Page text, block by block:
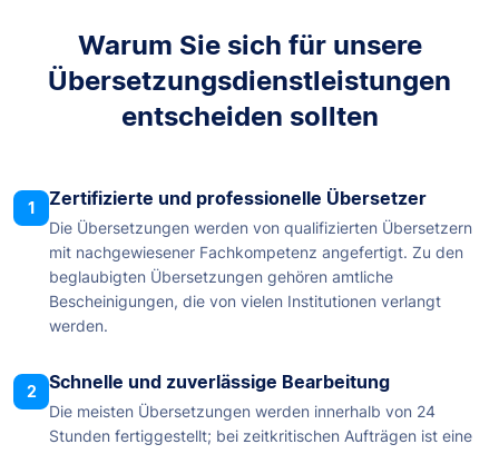
Warum Sie sich für unsere
Übersetzungsdienstleistungen
entscheiden sollten
1 Zertifizierte und professionelle Übersetzer
Die Übersetzungen werden von qualifizierten Übersetzern
mit nachgewiesener Fachkompetenz angefertigt. Zu den
beglaubigten Übersetzungen gehören amtliche
Bescheinigungen, die von vielen Institutionen verlangt
werden.
2 Schnelle und zuverlässige Bearbeitung
Die meisten Übersetzungen werden innerhalb von 24
Stunden fertiggestellt; bei zeitkritischen Aufträgen ist eine